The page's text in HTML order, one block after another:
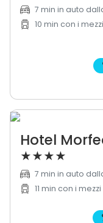
7 min in auto
10 min con i
Hotel
★★★★
7 min in auto
11 min con i